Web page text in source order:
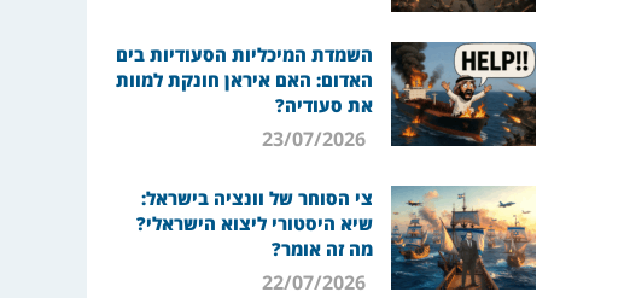
השמדת המיכליות הסעודיות בים
האדום: האם איראן חונקת למוות
את סעודיה?
23/07/2026
צי הסוחר של וונציה בישראל:
שיא היסטורי ליצוא הישראלי?
מה זה אומר?
22/07/2026